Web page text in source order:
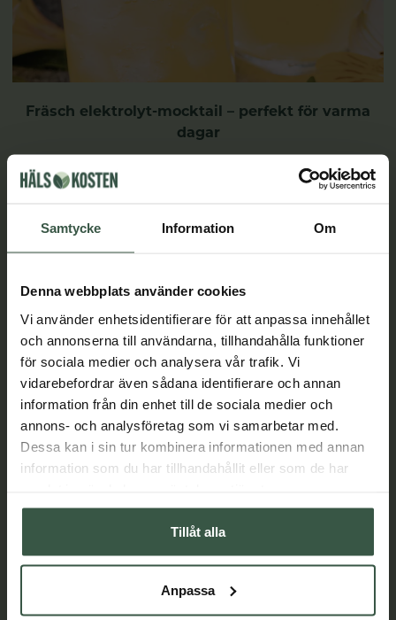
Samtycke Information Om
Denna webbplats använder cookies
Vi använder enhetsidentifierare för att anpassa innehållet
och annonserna till användarna, tillhandahålla funktioner
för sociala medier och analysera vår trafik. Vi
vidarebefordrar även sådana identifierare och annan
information från din enhet till de sociala medier och
annons- och analysföretag som vi samarbetar med.
Dessa kan i sin tur kombinera informationen med annan
information som du har tillhandahållit eller som de har
Tillåt alla
Anpassa
Fräsch elektrolyt-mocktail – perfekt för varma
dagar
drickas snabbt efter ett träningspass. Med några enkla
uppiggande mocktail som passar lika bra en varm